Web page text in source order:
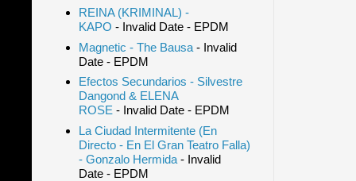
REINA (KRIMINAL) -
KAPO - Invalid Date- EPDM
Magnetic - The Bausa- Invalid
Date- EPDM
Efectos Secundarios - Silvestre
Dangond & ELENA
ROSE - Invalid Date- EPDM
La Ciudad Intermitente (En
Directo - En El Gran Teatro Falla)
- Gonzalo Hermida- Invalid
Date- EPDM